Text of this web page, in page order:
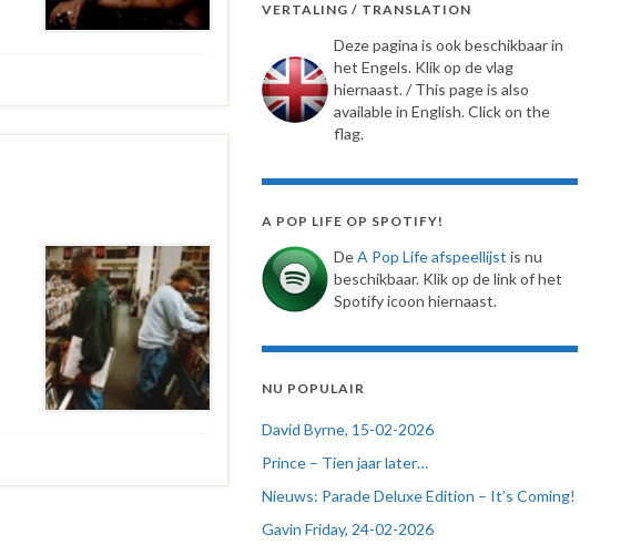
VERTALING / TRANSLATION
Deze pagina is ook beschikbaar in
het Engels. Klik op de vlag
hiernaast. / This page is also
available in English. Click on the
flag.
A POP LIFE OP SPOTIFY!
DeA Pop Life afspeellijst is nu
beschikbaar. Klik op de link of het
Spotify icoon hiernaast.
NU POPULAIR
David Byrne, 15-02-2026
Prince – Tien jaar later…
Nieuws: Parade Deluxe Edition – It’s Coming!
Gavin Friday, 24-02-2026